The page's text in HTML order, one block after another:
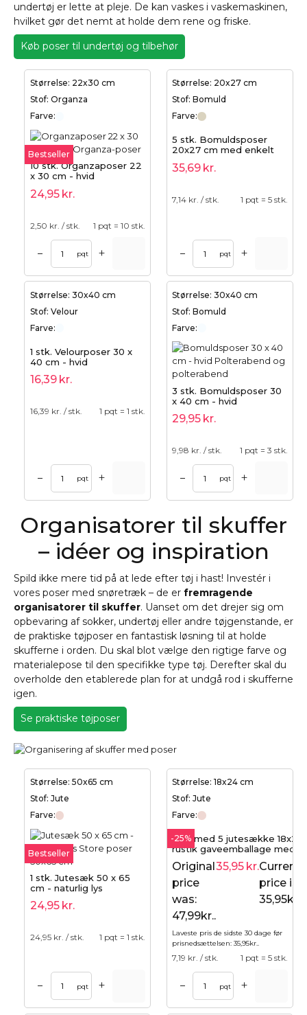
undertøj er lette at pleje. De kan vaskes i vaskemaskinen,
hvilket gør det nemt at holde dem rene og friske.
Køb poser til undertøj og tilbehør
Størrelse: 22x30 cm
Stof: Organza
Farve:
Bestseller
10 stk. Organzaposer 22
x 30 cm - hvid
24,95 kr.
2,50 kr. / stk. 1 pqt = 10 stk.
– pqt +
Størrelse: 20x27 cm
Stof: Bomuld
Farve:
5 stk. Bomuldsposer
20x27 cm med enkelt
gaver
35,69 kr.
7,14 kr. / stk. 1 pqt = 5 stk.
– pqt +
Størrelse: 30x40 cm
Stof: Velour
Farve:
1 stk. Velourposer 30 x
40 cm - hvid
16,39 kr.
16,39 kr. / stk. 1 pqt = 1 stk.
– pqt +
Størrelse: 30x40 cm
Stof: Bomuld
Farve:
3 stk. Bomuldsposer 30
x 40 cm - hvid
29,95 kr.
9,98 kr. / stk. 1 pqt = 3 stk.
– pqt +
Organisatorer til skuffer
– idéer og inspiration
Spild ikke mere tid på at lede efter tøj i hast! Investér i
vores poser med snøretræk – de er fremragende
organisatorer til skuffer. Uanset om det drejer sig om
opbevaring af sokker, undertøj eller andre tøjgenstande, er
de praktiske tøjposer en fantastisk løsning til at holde
skufferne i orden. Du skal blot vælge den rigtige farve og
materialepose til den specifikke type tøj. Derefter skal du
overholde den etablerede plan for at undgå rod i skufferne
igen.
Se praktiske tøjposer
Størrelse: 50x65 cm
Stof: Jute
Farve:
Bestseller
1 stk. Jutesæk 50 x 65
cm - naturlig lys
24,95 kr.
24,95 kr. / stk. 1 pqt = 1 stk.
– pqt +
Størrelse: 18x24 cm
Stof: Jute
Farve:
-25%
Sæt med 5 jutesække 18x24
rustik gaveemballage med
prikker
Original
price
was:
47,99kr..
35,95 kr.Current
price is:
35,95kr..
Laveste pris de sidste 30 dage før
prisnedsættelsen:35,95kr..
7,19 kr. / stk. 1 pqt = 5 stk.
– pqt +